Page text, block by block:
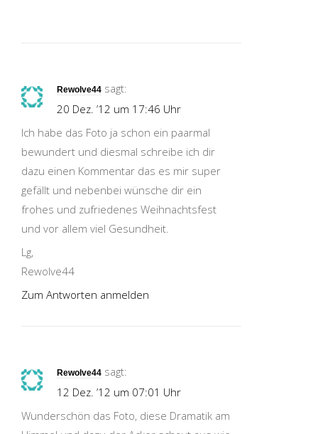
Rewolve44 sagt:
20 Dez. ’12 um 17:46 Uhr
Ich habe das Foto ja schon ein paarmal
bewundert und diesmal schreibe ich dir
dazu einen Kommentar das es mir super
gefällt und nebenbei wünsche dir ein
frohes und zufriedenes Weihnachtsfest
und vor allem viel Gesundheit.
Lg,
Rewolve44
Zum Antworten anmelden
Rewolve44 sagt:
12 Dez. ’12 um 07:01 Uhr
Wunderschön das Foto, diese Dramatik am